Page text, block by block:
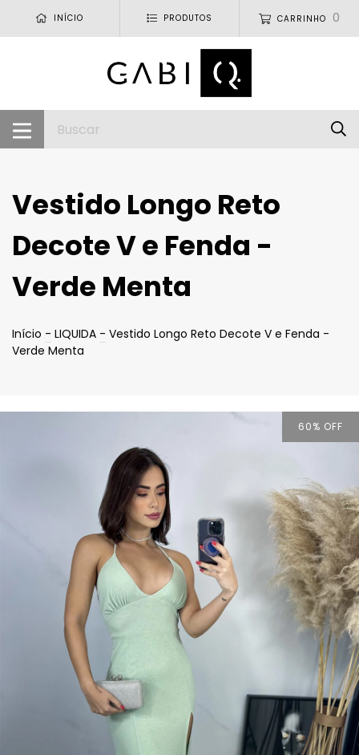
INÍCIO PRODUTOS CARRINHO 0
Vestido Longo Reto
Decote V e Fenda -
Verde Menta
Início - LIQUIDA - Vestido Longo Reto Decote V e Fenda -
Verde Menta
60% OFF